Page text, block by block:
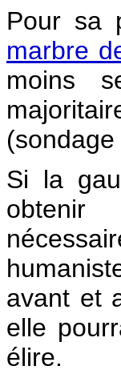
Pour sa
marbre
moins
Si la
obtenir
avant et
elle
élire.